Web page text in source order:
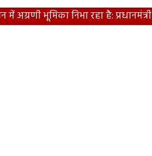
अग्रणी भूमिका निभा रहा है: प्रधानमंत्री